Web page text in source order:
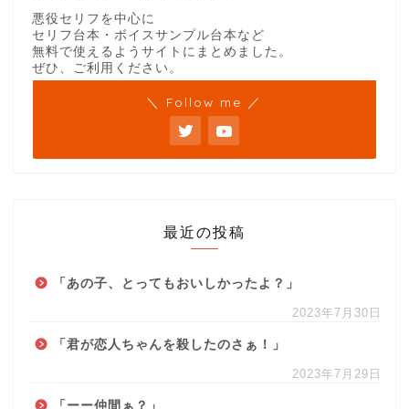
悪役セリフを中心に
セリフ台本・ボイスサンプル台本など
無料で使えるようサイトにまとめました。
ぜひ、ご利用ください。
＼ Follow me ／
最近の投稿
「あの子、とってもおいしかったよ？」
2023年7月30日
「君が恋人ちゃんを殺したのさぁ！」
2023年7月29日
「ーー仲間ぁ？」